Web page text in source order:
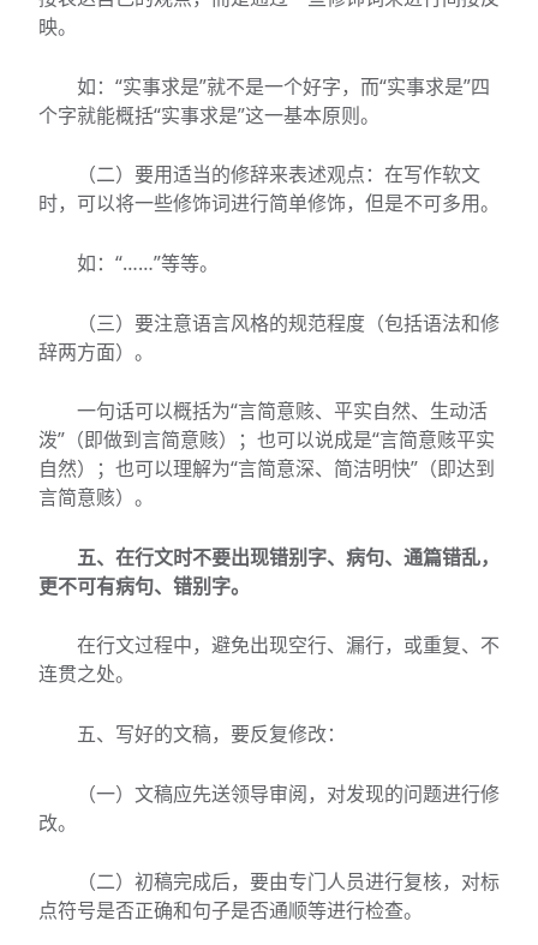
映。
如：“实事求是”就不是一个好字，而“实事求是”四
个字就能概括“实事求是”这一基本原则。
（二）要用适当的修辞来表述观点：在写作软文
时，可以将一些修饰词进行简单修饰，但是不可多用。
如：“……”等等。
（三）要注意语言风格的规范程度（包括语法和修
辞两方面）。
一句话可以概括为“言简意赅、平实自然、生动活
泼”（即做到言简意赅）；也可以说成是“言简意赅平实
自然）；也可以理解为“言简意深、简洁明快”（即达到
言简意赅）。
五、在行文时不要出现错别字、病句、通篇错乱，
更不可有病句、错别字。
在行文过程中，避免出现空行、漏行，或重复、不
连贯之处。
五、写好的文稿，要反复修改：
（一）文稿应先送领导审阅，对发现的问题进行修
改。
（二）初稿完成后，要由专门人员进行复核，对标
点符号是否正确和句子是否通顺等进行检查。